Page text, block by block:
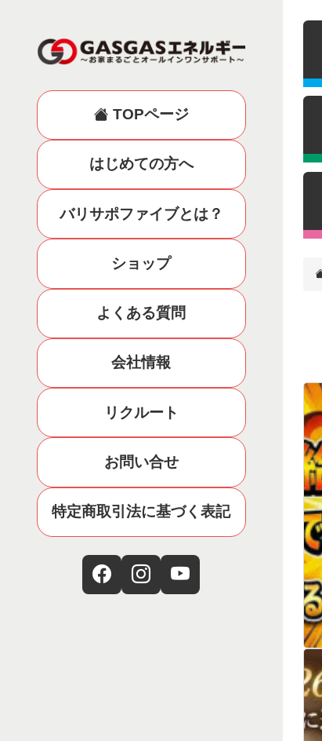
TOPページ
はじめての方へ
バリサポファイブとは？
ショップ
よくある質問
会社情報
リクルート
お問い合せ
特定商取引法に基づく表記